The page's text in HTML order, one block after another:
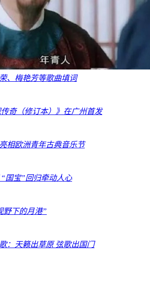
、梅艳芳等歌曲填词
奇（修订本）》在广州首发
相欧洲青年古典音乐节
国宝”回归牵动人心
野下的月港”
：天籁出草原 弦歌出国门